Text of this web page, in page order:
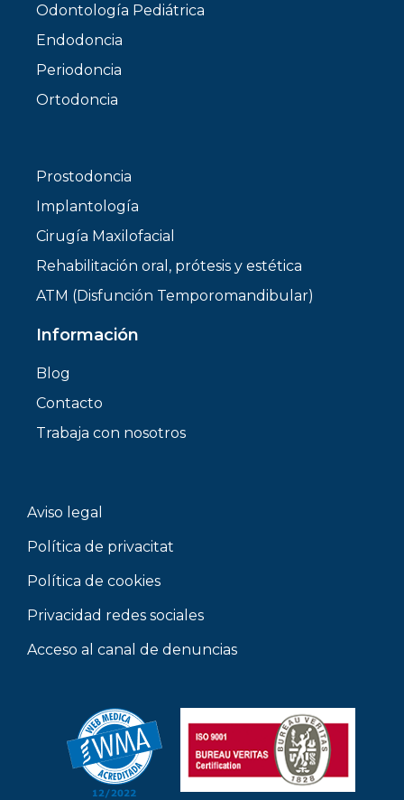
Odontología Pediátrica
Endodoncia
Periodoncia
Ortodoncia
Prostodoncia
Implantología
Cirugía Maxilofacial
Rehabilitación oral, prótesis y estética
ATM (Disfunción Temporomandibular)
Información
Blog
Contacto
Trabaja con nosotros
Aviso legal
Política de privacitat
Política de cookies
Privacidad redes sociales
Acceso al canal de denuncias